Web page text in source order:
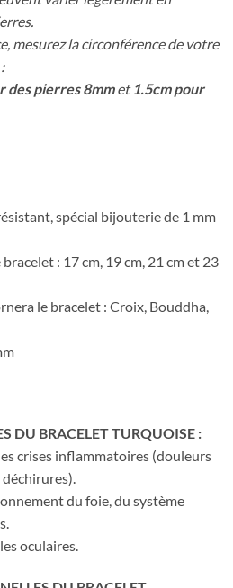
mesurez la circonférence de votre
des pierres 8mmet1.5cm pour
spécial bijouterie de 1 mm
: 17 cm, 19 cm, 21 cm et 23
le bracelet : Croix, Bouddha,
DU BRACELET TURQUOISE :
crises inflammatoires (douleurs
du foie, du système
oculaires.